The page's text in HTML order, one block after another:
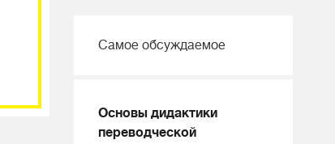
Самое обсуждаемое
Основы дидактики
переводческой